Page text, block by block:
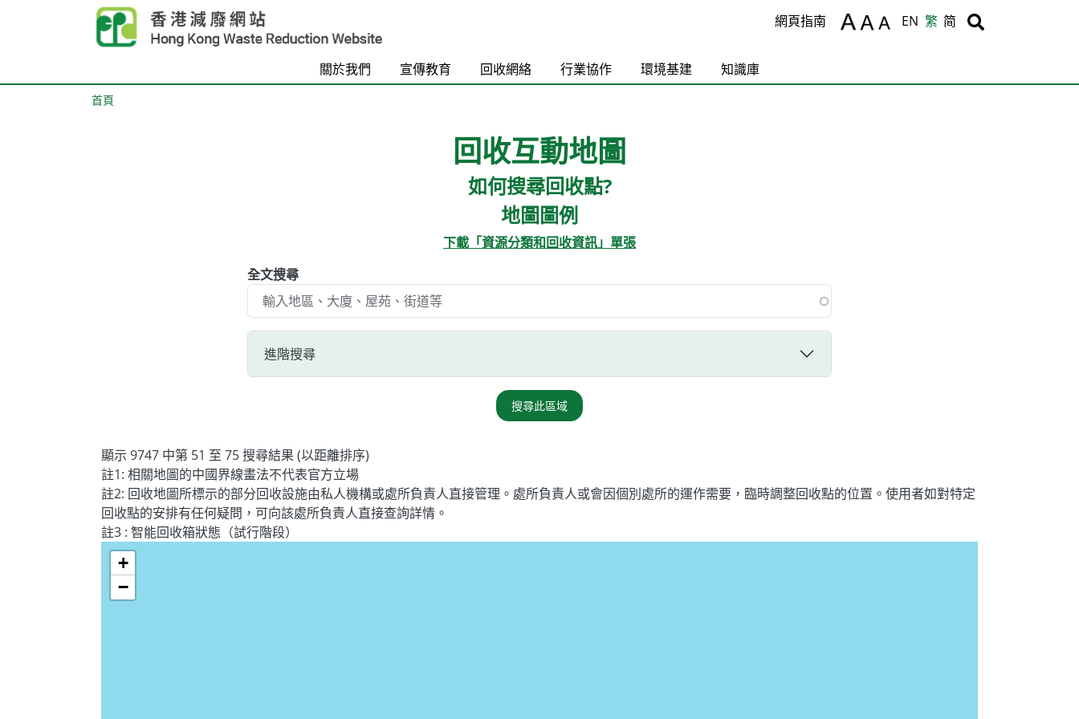
Skip to main content
Body
網頁指南 EN 繁 简 Body
關於我們 宣傳教育 回收網絡 行業協作 環境基建 知識庫
首頁
回收互動地圖
如何搜尋回收點?
地圖圖例
下載「資源分類和回收資訊」單張
全文搜尋
進階搜尋
搜尋此區域
顯示 9747 中第 51 至 75 搜尋結果 (以距離排序)
註1: 相關地圖的中國界線畫法不代表官方立場
註2: 回收地圖所標示的部分回收設施由私人機構或處所負責人直接管理。處所負責人或會因個別處所的運作需要，臨時調整回收點的位置。使用者如對特定
回收點的安排有任何疑問，可向該處所負責人直接查詢詳情。
註3 : 智能回收箱狀態（試行階段）
+
−